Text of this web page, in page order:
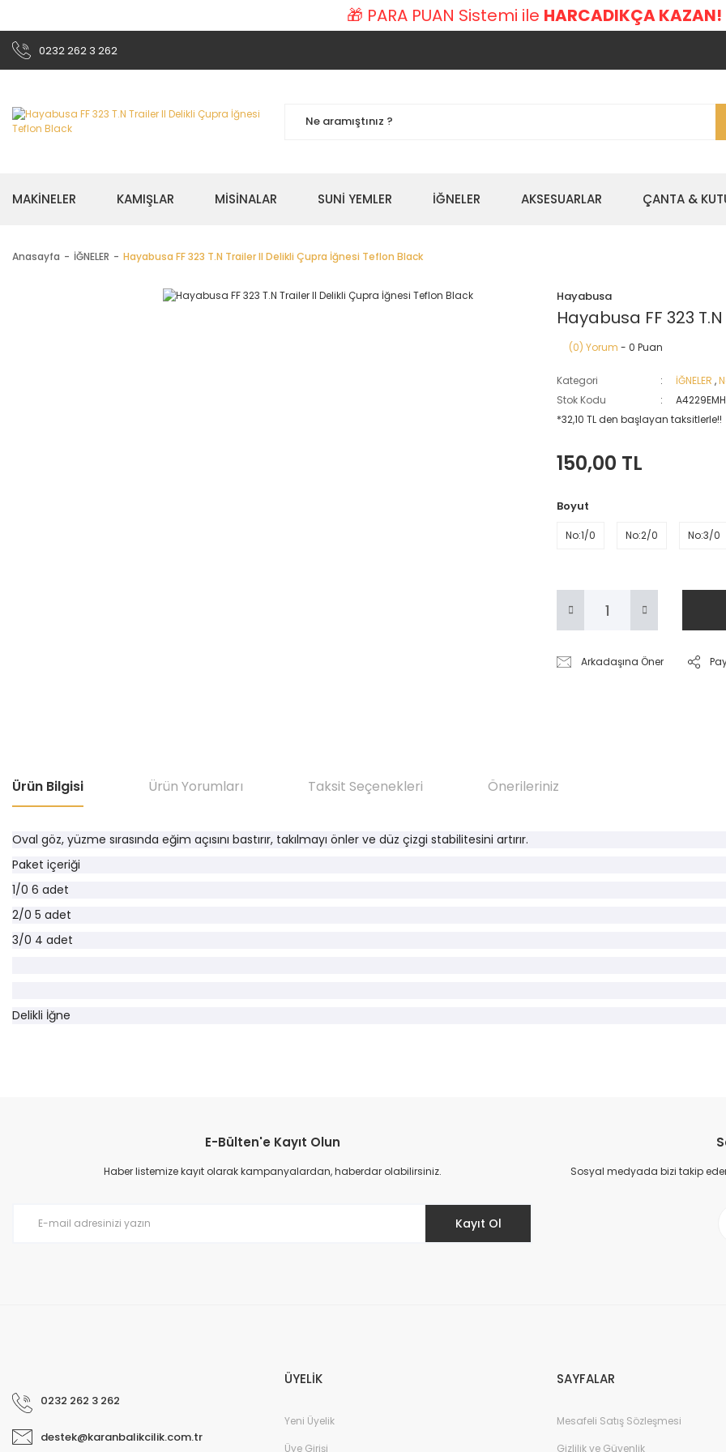
🎁 PARA PUAN Sistemi ile HARCADIKÇA KAZAN!
0232 262 3 262
MAKİNELER KAMIŞLAR MİSİNALAR SUNİ YEMLER İĞNELER AKSESUARLAR ÇANTA &
Anasayfa İĞNELER Hayabusa FF 323 T.N Trailer II Delikli Çupra İğnesi Teflon Black
Hayabusa
Hayabusa FF 323
(0) Yorum - 0 Puan
Kategori İĞNELER ,
Stok Kodu
*32,10 TL den başlayan taksitlerle!!
150,00 TL
Boyut
No:1/0 No:2/0 No:3/0
Arkadaşına Öner
Ürün Bilgisi Ürün Yorumları Taksit Seçenekleri Önerileriniz
Oval göz, yüzme sırasında eğim açısını bastırır, takılmayı önler ve düz çizgi stabilitesini artırır.
Paket içeriği
1/0 6 adet
2/0 5 adet
3/0 4 adet
Delikli İğne
Ürün resmi kalitesiz, bozuk veya görüntülenemiyor.
Ürün açıklamasında eksik bilgiler bulunuyor.
E-Bülten'e Kayıt Olun
Haber listemize kayıt olarak kampanyalardan, haberdar olabilirsiniz.
Kayıt Ol
Sosyal medyada bizi takip
0232 262 3 262
destek@karanbalikcilik.com.tr
ÜYELİK
Yeni Üyelik
Üye Girişi
SAYFALAR
Mesafeli Satış Sözleşmesi
Gizlilik ve Güvenlik